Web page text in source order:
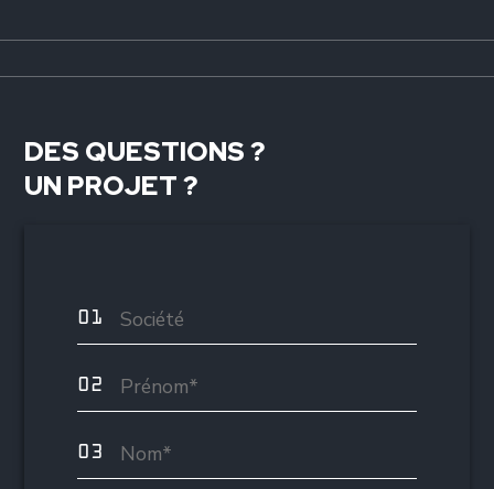
DES QUESTIONS ?
UN PROJET ?